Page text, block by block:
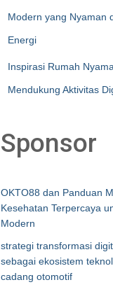
Modern yang Nyaman
Energi
Inspirasi Rumah
Mendukung Aktivitas
Sponsor
OKTO88 dan Panduan
Kesehatan Terpercaya
Modern
strategi transformasi
sebagai ekosistem
cadang otomotif